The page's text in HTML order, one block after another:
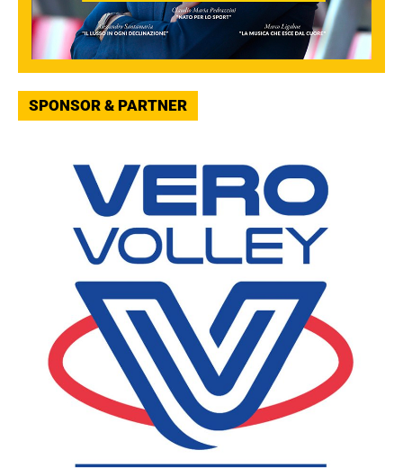
SPONSOR & PARTNER